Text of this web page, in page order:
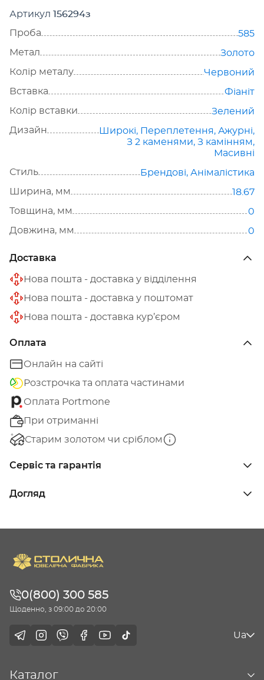
Артикул 156294з
Проба
585
Метал
Золото
Колір металу
Червоний
Вставка
Фіаніт
Колір вставки
Зелений
Дизайн
Широкі, Переплетення, Ажурні,
З 2 каменями, З камінням,
Масивні
Стиль
Брендові, Анімалістика
Ширина, мм
18.67
Товщина, мм
0
Довжина, мм
0
Доставка
Нова пошта - доставка у відділення
Нова пошта - доставка у поштомат
Нова пошта - доставка кур’єром
Оплата
Онлайн на сайті
Розстрочка та оплата частинами
Оплата Portmone
При отриманні
Старим золотом чи сріблом
Сервіс та гарантія
Догляд
0(800) 300 585
Щоденно, з 09:00 до 20:00
Ua
Каталог